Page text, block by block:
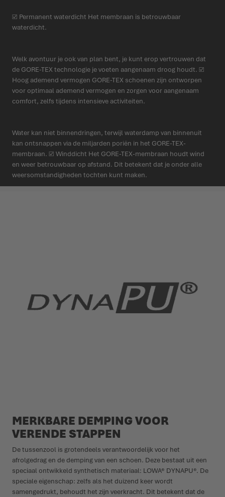
☑ Permanent waterdicht Het membraan is betrouwbaar
waterdicht.
Welk avontuur je ook van plan bent, je kunt erop vertrouwen dat
de GORE-TEX technologie je voeten aangenaam droog houdt. ☑
Hoog ademend vermogen GORE-TEX schoenen zijn ontworpen
voor optimaal ademend vermogen en zorgen voor aangenaam
comfort, zelfs tijdens intensieve activiteiten.
Water kan niet binnendringen, terwijl waterdamp van binnenuit
kan ontsnappen via de miljarden poriën in het GORE-TEX-
membraan. ☑ Winddicht Het GORE-TEX-membraan houdt wind
en weer betrouwbaar op afstand. Dit betekent dat je onder alle
weersomstandigheden tochten kunt maken.
MERKBARE DEMPING VOOR
VERENDE STAPPEN
De tussenzool is grotendeels verantwoordelijk voor het
afrolgedrag en de demping van een schoen. Deze bestaat uit een
speciaal ontwikkeld synthetisch materiaal: LOWA® DYNAPU®. De
speciale eigenschap: zelfs als het duizend keer wordt
samengedrukt, behoudt het zijn veerkracht. Dit betekent dat de